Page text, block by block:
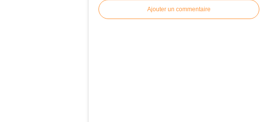
Ajouter un commentaire